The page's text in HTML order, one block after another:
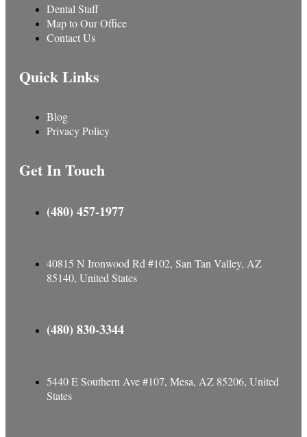
Dental Staff
Map to Our Office
Contact Us
Quick Links
Blog
Privacy Policy
Get In Touch
(480) 457-1977
40815 N Ironwood Rd #102, San Tan Valley, AZ
85140, United States
(480) 830-3344
5440 E Southern Ave #107, Mesa, AZ 85206, United
States